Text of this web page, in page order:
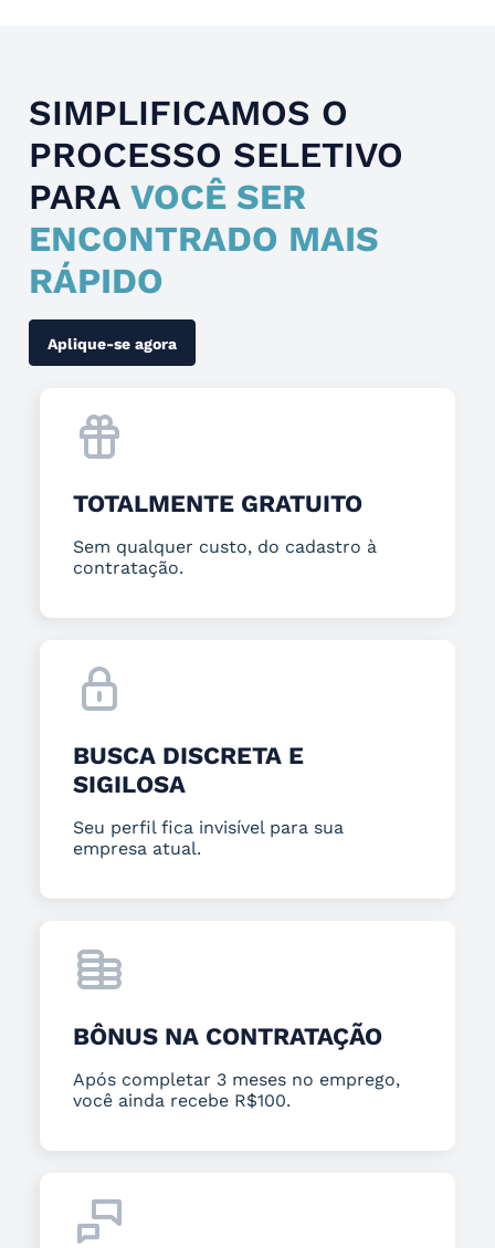
SIMPLIFICAMOS O
PROCESSO SELETIVO
PARA VOCÊ SER
ENCONTRADO MAIS
RÁPIDO
Aplique-se agora
TOTALMENTE GRATUITO
Sem qualquer custo, do cadastro à
contratação.
BUSCA DISCRETA E
SIGILOSA
Seu perfil fica invisível para sua
empresa atual.
BÔNUS NA CONTRATAÇÃO
Após completar 3 meses no emprego,
você ainda recebe R$100.